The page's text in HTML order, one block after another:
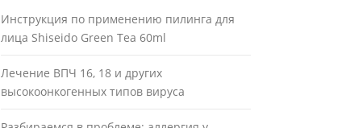
Инструкция по применению пилинга для
лица Shiseido Green Tea 60ml
Лечение ВПЧ 16, 18 и других
высокоонкогенных типов вируса